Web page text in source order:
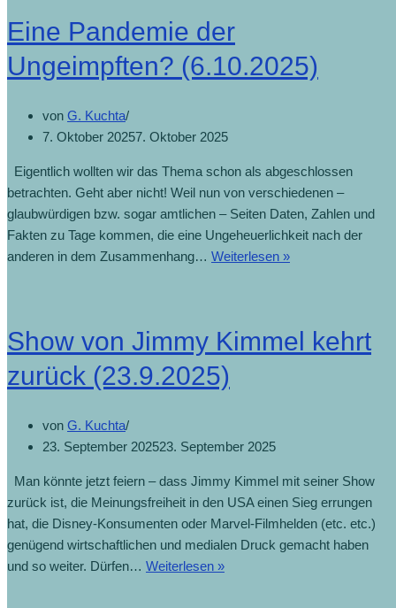
Eine Pandemie der
Ungeimpften? (6.10.2025)
von G. Kuchta
7. Oktober 20257. Oktober 2025
Eigentlich wollten wir das Thema schon als abgeschlossen
betrachten. Geht aber nicht! Weil nun von verschiedenen –
glaubwürdigen bzw. sogar amtlichen – Seiten Daten, Zahlen und
Fakten zu Tage kommen, die eine Ungeheuerlichkeit nach der
anderen in dem Zusammenhang… Weiterlesen »
Show von Jimmy Kimmel kehrt
zurück (23.9.2025)
von G. Kuchta
23. September 202523. September 2025
Man könnte jetzt feiern – dass Jimmy Kimmel mit seiner Show
zurück ist, die Meinungsfreiheit in den USA einen Sieg errungen
hat, die Disney-Konsumenten oder Marvel-Filmhelden (etc. etc.)
genügend wirtschaftlichen und medialen Druck gemacht haben
und so weiter. Dürfen… Weiterlesen »